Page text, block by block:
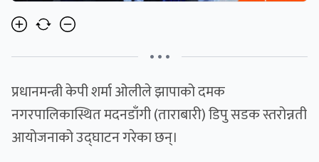
• • •
प्रधानमन्त्री केपी शर्मा ओलीले झापाको दमक
नगरपालिकास्थित मदनडाँगी (ताराबारी) डिपु सडक स्तरोन्नती
आयोजनाको उद्घाटन गरेका छन्।